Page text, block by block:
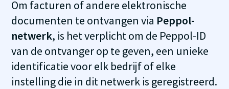
Om facturen of andere elektronische
documenten te ontvangen via Peppol-
netwerk, is het verplicht om de Peppol-ID
van de ontvanger op te geven, een unieke
identificatie voor elk bedrijf of elke
instelling die in dit netwerk is geregistreerd.